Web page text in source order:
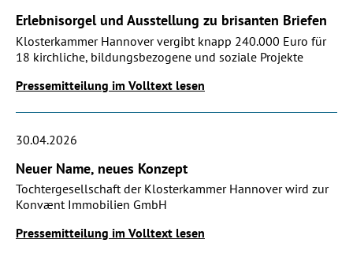
Erlebnisorgel und Ausstellung zu brisanten Briefen
Klosterkammer Hannover vergibt knapp 240.000 Euro für
18 kirchliche, bildungsbezogene und soziale Projekte
Pressemitteilung im Volltext lesen
30.04.2026
Neuer Name, neues Konzept
Tochtergesellschaft der Klosterkammer Hannover wird zur
Konvænt Immobilien GmbH
Pressemitteilung im Volltext lesen